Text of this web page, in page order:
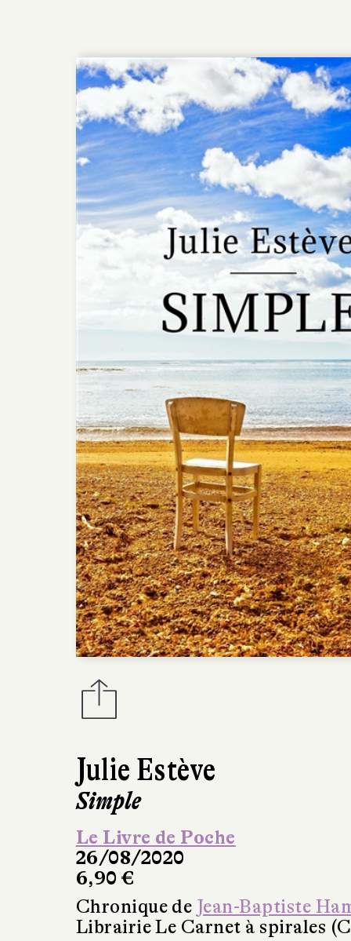
Julie Estève
Simple
Le Livre de Poche
26/08/2020
6,90 €
Chronique de Jean-Baptiste
Librairie Le Carnet à spirales